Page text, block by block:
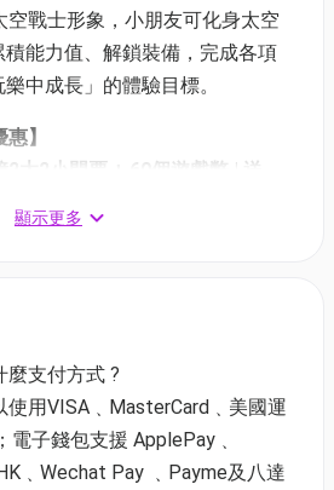
空戰士形象，小朋友可化身太空
能力值、解鎖裝備，完成各項
中成長」的體驗目標。
】
2大2小門票 + 60個遊戲幣 | 送
對，成人進入場地必須穿著襪子
7月11日
7月12日
顯示更多
麼支付方式 ?
使用VISA﹑MasterCard﹑美國運
電子錢包支援 ApplePay﹑
Pay ﹑Payme及八達